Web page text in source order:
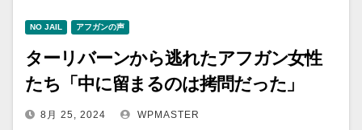
NO JAIL アフガンの声
ターリバーンから逃れたアフガン女性
たち「中に留まるのは拷問だった」
8月 25, 2024 WPMASTER